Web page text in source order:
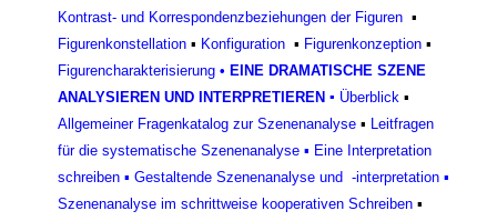
Kontrast- und Korrespondenzbeziehungen der Figuren ▪
Figurenkonstellation ▪ Konfiguration ▪ Figurenkonzeption ▪
Figurencharakterisierung • EINE DRAMATISCHE SZENE
ANALYSIEREN UND INTERPRETIEREN ▪ Überblick ▪
Allgemeiner Fragenkatalog zur Szenenanalyse ▪ Leitfragen
für die systematische Szenenanalyse ▪ Eine Interpretation
schreiben ▪ Gestaltende Szenenanalyse und -interpretation ▪
Szenenanalyse im schrittweise kooperativen Schreiben ▪